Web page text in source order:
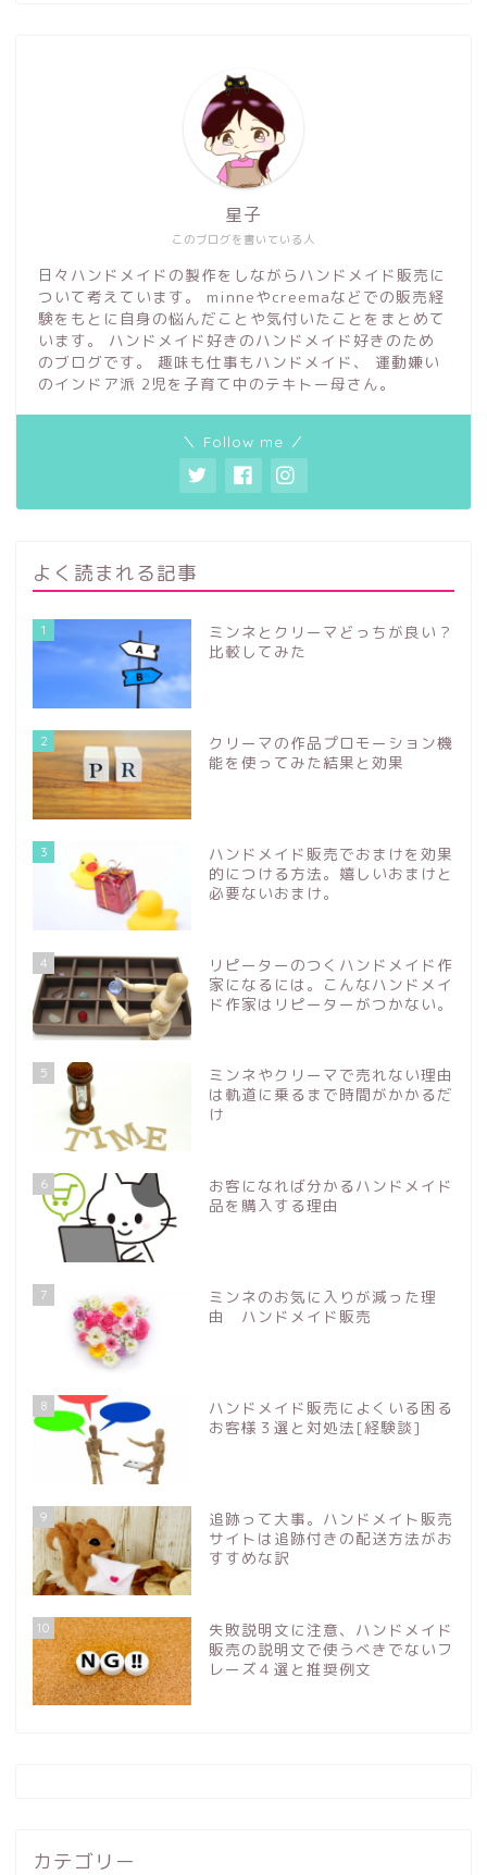
このブログを書いている人
星子
日々ハンドメイドの製作をしながらハンドメイド販売に
ついて考えています。 minneやcreemaなどでの販売経
験をもとに自身の悩んだことや気付いたことをまとめて
います。 ハンドメイド好きのハンドメイド好きのため
のブログです。 趣味も仕事もハンドメイド、 運動嫌い
のインドア派 2児を子育て中のテキトー母さん。
＼ Follow me ／
よく読まれる記事
1
ミンネとクリーマどっちが良い？
比較してみた
2
クリーマの作品プロモーション機
能を使ってみた結果と効果
3
ハンドメイド販売でおまけを効果
的につける方法。嬉しいおまけと
必要ないおまけ。
4
リピーターのつくハンドメイド作
家になるには。こんなハンドメイ
ド作家はリピーターがつかない。
5
ミンネやクリーマで売れない理由
は軌道に乗るまで時間がかかるだ
け
6
お客になれば分かるハンドメイド
品を購入する理由
7
ミンネのお気に入りが減った理
由 ハンドメイド販売
8
ハンドメイド販売によくいる困る
お客様３選と対処法[経験談]
9
追跡って大事。ハンドメイト販売
サイトは追跡付きの配送方法がお
すすめな訳
10
失敗説明文に注意、ハンドメイド
販売の説明文で使うべきでないフ
レーズ４選と推奨例文
カテゴリー